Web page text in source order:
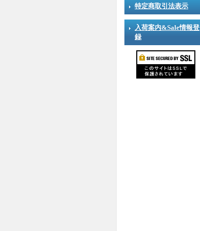
特定商取引法表示
入荷案内&Sale情報登
録